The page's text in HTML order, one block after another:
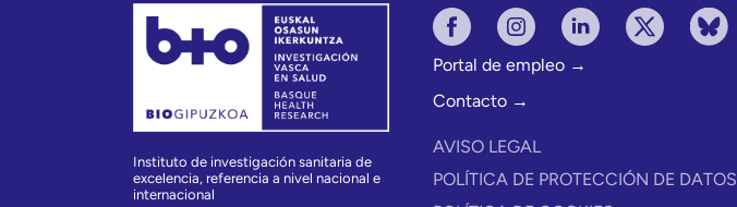
Instituto de investigación sanitaria de
excelencia, referencia a nivel nacional e
internacional
Portal de empleo →
Contacto →
AVISO LEGAL
POLÍTICA DE PROTECCIÓN DE DATOS